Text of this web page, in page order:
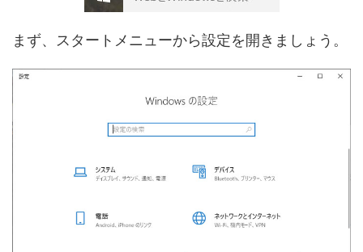
まず、スタートメニューから設定を開きましょう。